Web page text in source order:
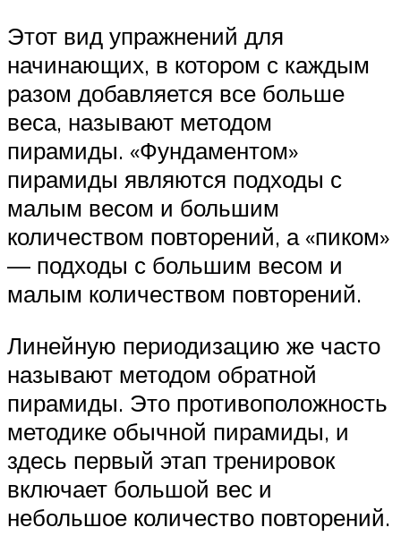
Этот вид упражнений для
начинающих, в котором с каждым
разом добавляется все больше
веса, называют методом
пирамиды. «Фундаментом»
пирамиды являются подходы с
малым весом и большим
количеством повторений, а «пиком»
— подходы с большим весом и
малым количеством повторений.
Линейную периодизацию же часто
называют методом обратной
пирамиды. Это противоположность
методике обычной пирамиды, и
здесь первый этап тренировок
включает большой вес и
небольшое количество повторений.